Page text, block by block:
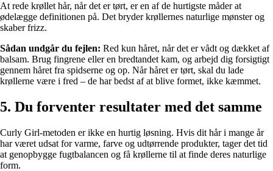
At rede krøllet hår, når det er tørt, er en af de hurtigste måder at
ødelægge definitionen på. Det bryder krøllernes naturlige mønster og
skaber frizz.
Sådan undgår du fejlen: Red kun håret, når det er vådt og dækket af
balsam. Brug fingrene eller en bredtandet kam, og arbejd dig forsigtigt
gennem håret fra spidserne og op. Når håret er tørt, skal du lade
krøllerne være i fred – de har bedst af at blive formet, ikke kæmmet.
5. Du forventer resultater med det samme
Curly Girl-metoden er ikke en hurtig løsning. Hvis dit hår i mange år
har været udsat for varme, farve og udtørrende produkter, tager det tid
at genopbygge fugtbalancen og få krøllerne til at finde deres naturlige
form.